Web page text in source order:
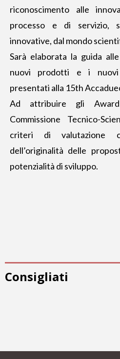
riconoscimento alle
processo e di servizio,
innovative, dal mondo
Sarà elaborata la guida
nuovi prodotti e i nuovi
presentati alla 15th
Ad attribuire gli
Commissione Tecnico-
criteri di valutazione
dell’originalità delle
potenzialità di sviluppo.
Consigliati